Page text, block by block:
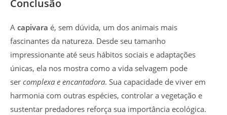
Conclusão
A capivara é, sem dúvida, um dos animais mais
fascinantes da natureza. Desde seu tamanho
impressionante até seus hábitos sociais e adaptações
únicas, ela nos mostra como a vida selvagem pode
ser complexa e encantadora. Sua capacidade de viver em
harmonia com outras espécies, controlar a vegetação e
sustentar predadores reforça sua importância ecológica.